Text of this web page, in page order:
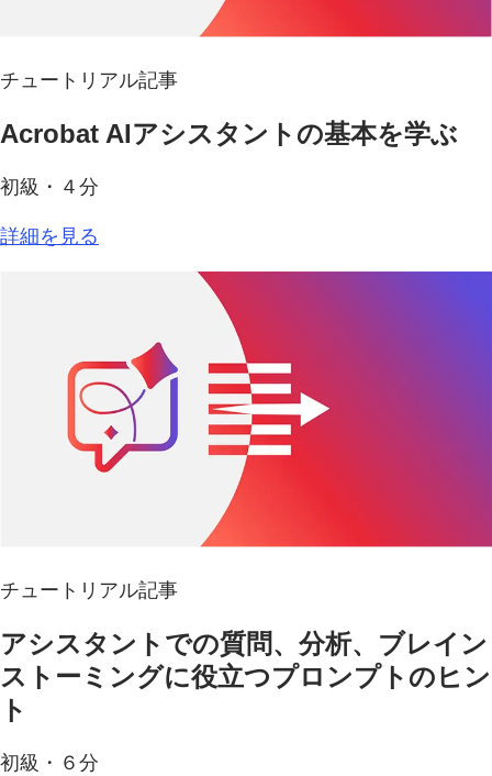
チュートリアル記事
Acrobat AIアシスタントの基本を学ぶ
初級・４分
詳細を見る
チュートリアル記事
アシスタントでの質問、分析、ブレイン
ストーミングに役立つプロンプトのヒン
ト
初級・６分